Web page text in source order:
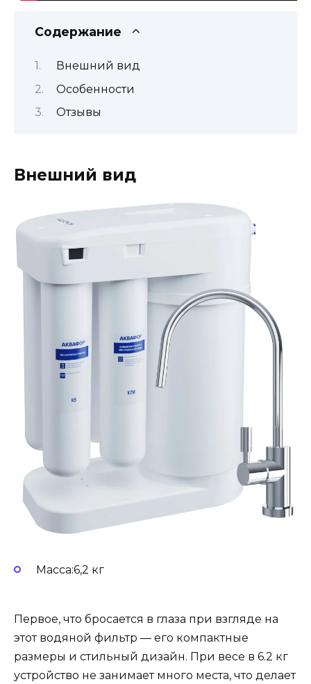
Содержание
Внешний вид
Особенности
Отзывы
Внешний вид
Масса:6,2 кг
Первое, что бросается в глаза при взгляде на
этот водяной фильтр — его компактные
размеры и стильный дизайн. При весе в 6.2 кг
устройство не занимает много места, что делает